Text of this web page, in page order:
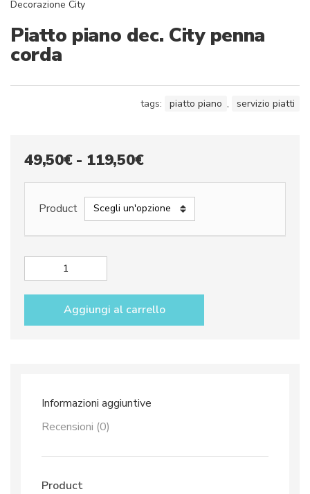
Decorazione City
Piatto piano dec. City penna
corda
tags: piatto piano , servizio piatti
49,50€ - 119,50€Fascia
di
prezzo:
da
119,50€
Product
penna
Aggiungi al carrello
Informazioni aggiuntive
Recensioni (0)
Product